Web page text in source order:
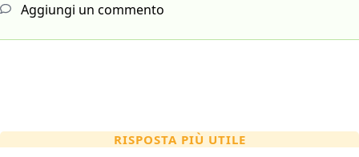
Aggiungi un commento
RISPOSTA PIÙ UTILE